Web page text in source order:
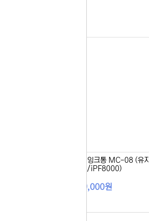
[Canon] 정품폐잉크통 MC-08 (유지
보수킷/iPF8000)
99,000원